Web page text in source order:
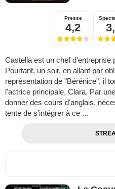
Presse
4,2
Castella est un chef d'entreprise
Pourtant, un soir, en allant par
représentation de "Bérénice", il
l'actrice principale, Clara. Par
donner des cours d'anglais,
tente de s'intégrer à ce ...